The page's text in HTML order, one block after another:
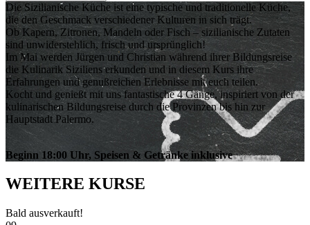
Die Sizilianische Küche ist eine typische und traditionelle Küche,
die den Geschmack verschiedener Kulturen in sich trägt.
Ob Kapern, Zitronen, Mandeln oder Fisch – sizilianische Zutaten
sind unwiderstehlich, frisch und ursprünglich!
Im Mai werden Jürgen und Christian während ihrer Bildungsreise
die Kulinarik Siziliens erkunden und in diesem Kurs ihre
Erfahrungen und genußreichen Erlebnisse mit euch teilen.
Kocht und genießt mit uns fantastische 4 Gänge, inspiriert von der
kulinarischen Bildungsreise durch die Provinzen bis hin zur
Hauptstadt Palermo.
Beginn 18:00 Uhr, Speisen & Getränke inklusive
WEITERE KURSE
Bald ausverkauft!